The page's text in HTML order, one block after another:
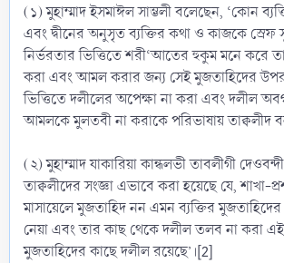
(১) মুহাম্মাদ ইসমাঈল সাম্ভলী বলেছেন, ‘কোন
এবং দ্বীনের অনুসৃত ব্যক্তির কথা ও কাজকে স্রেফ
নির্ভরতার ভিত্তিতে শরী‘আতের হুকুম মনে
করা এবং আমল করার জন্য সেই মুজতাহিদের উপর
ভিত্তিতে দলীলের অপেক্ষা না করা এবং দলীল
আমলকে মুলতবী না করাকে পরিভাষায় তাক্বলীদ
(২) মুহাম্মাদ যাকারিয়া কান্ধলভী তাবলীগী
তাক্বলীদের সংজ্ঞা এভাবে করা হয়েছে যে, শাখা-
মাসায়েলে মুজতাহিদ নন এমন ব্যক্তির
নেয়া এবং তার কাছ থেকে দলীল তলব না করা
মুজতাহিদের কাছে দলীল রয়েছে’।[2]